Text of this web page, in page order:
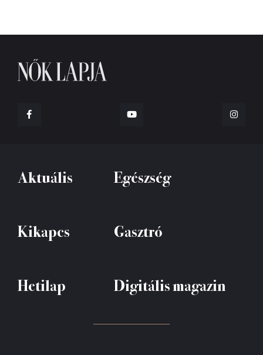
Aktuális Egészség
Kikapcs Gasztró
Hetilap Digitális magazin